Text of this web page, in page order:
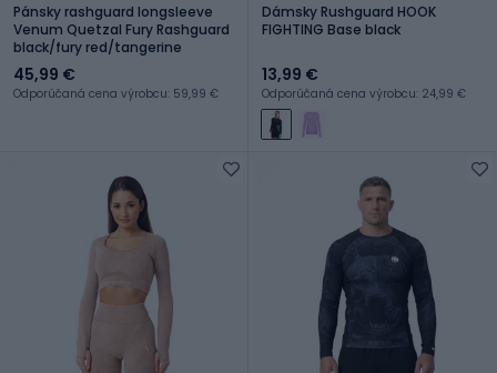
Pánsky rashguard longsleeve
Venum Quetzal Fury Rashguard
black/fury red/tangerine
45,99 €
Odporúčaná cena výrobcu: 59,99 €
Dámsky Rushguard HOOK
FIGHTING Base black
13,99 €
Odporúčaná cena výrobcu: 24,99 €